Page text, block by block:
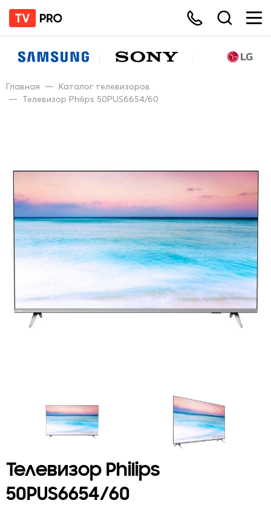
Главная — Каталог телевизоров
— Телевизор Philips 50PUS6654/60
Телевизор Philips
50PUS6654/60